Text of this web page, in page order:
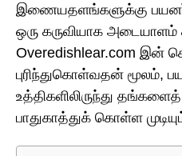
இணையதளங்களுக்கு
ஒரு கருவியாக
Overedishlear.com இன்
புரிந்துகொள்வதன் மூலம்,
உத்திகளிலிருந்து
பாதுகாத்துக் கொள்ள